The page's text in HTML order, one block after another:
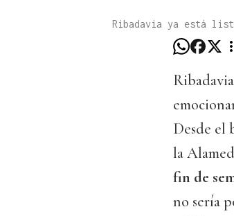
Ribadavia ya está
Desde el
la
fin de
no sería